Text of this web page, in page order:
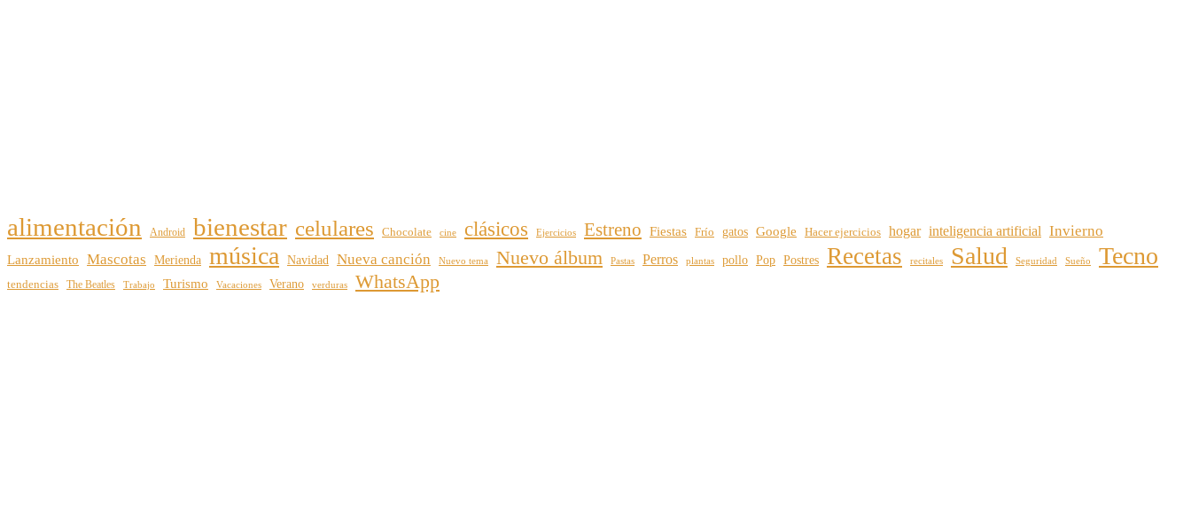
alimentación Android bienestar celulares Chocolate cine clásicos Ejercicios Estreno Fiestas Frío gatos Google Hacer ejercicios hogar inteligencia artificial Invierno
Lanzamiento Mascotas Merienda música Navidad Nueva canción Nuevo tema Nuevo álbum Pastas Perros plantas pollo Pop Postres Recetas recitales Salud Seguridad Sueño Tecno
tendencias The Beatles Trabajo Turismo Vacaciones Verano verduras WhatsApp